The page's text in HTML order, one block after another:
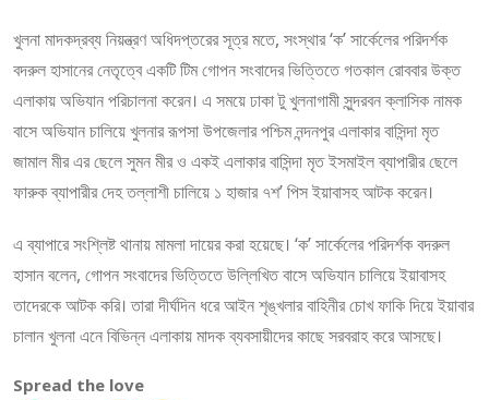
খুলনা মাদকদ্রব্য নিয়ন্ত্রণ অধিদপ্তরের সূত্র মতে, সংস্থার ‘ক’ সার্কেলের পরিদর্শক
বদরুল হাসানের নেতৃত্বে একটি টিম গোপন সংবাদের ভিত্তিতে গতকাল রোববার উক্ত
এলাকায় অভিযান পরিচালনা করেন। এ সময়ে ঢাকা টু খুলনাগামী সুন্দরবন ক্লাসিক নামক
বাসে অভিযান চালিয়ে খুলনার রূপসা উপজেলার পশ্চিম নন্দনপুর এলাকার বাসিন্দা মৃত
জামাল মীর এর ছেলে সুমন মীর ও একই এলাকার বাসিন্দা মৃত ইসমাইল ব্যাপারীর ছেলে
ফারুক ব্যাপারীর দেহ তল্লাশী চালিয়ে ১ হাজার ৭শ’ পিস ইয়াবাসহ আটক করেন।
এ ব্যাপারে সংশ্লিষ্ট থানায় মামলা দায়ের করা হয়েছে। ‘ক’ সার্কেলের পরিদর্শক বদরুল
হাসান বলেন, গোপন সংবাদের ভিত্তিতে উল্লিখিত বাসে অভিযান চালিয়ে ইয়াবাসহ
তাদেরকে আটক করি। তারা দীর্ঘদিন ধরে আইন শৃঙ্খলার বাহিনীর চোখ ফাকি দিয়ে ইয়াবার
চালান খুলনা এনে বিভিন্ন এলাকায় মাদক ব্যবসায়ীদের কাছে সরবরাহ করে আসছে।
Spread the love